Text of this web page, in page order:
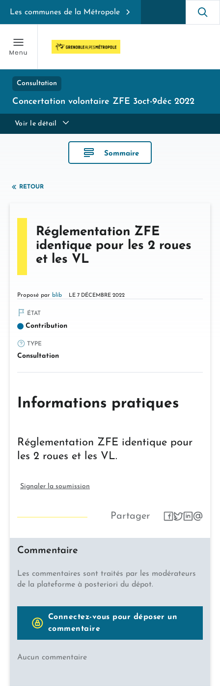
Les communes de la Métropole
Consultation
Concertation volontaire ZFE 3oct-9déc 2022
Voir le détail
Sommaire
RETOUR
Réglementation ZFE
identique pour les 2 roues
et les VL
Proposé par blib LE 7 DÉCEMBRE 2022
ÉTAT
Contribution
TYPE
Consultation
Informations pratiques
Réglementation ZFE identique pour
les 2 roues et les VL.
Signaler la soumission
Partager
Commentaire
Les commentaires sont traités par les modérateurs
de la plateforme à posteriori du dépot.
Connectez-vous pour déposer un
commentaire
Aucun commentaire